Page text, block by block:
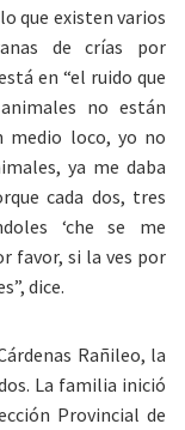
que existen varios
de crías por
en “el ruido que
no están
medio loco, yo no
ya me daba
cada dos, tres
‘che se me
favor, si la ves por
dice.
Rañileo, la
La familia inició
Provincial de